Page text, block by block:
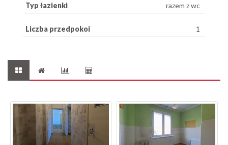
Typ łazienki razem z wc
Liczba przedpokoi 1